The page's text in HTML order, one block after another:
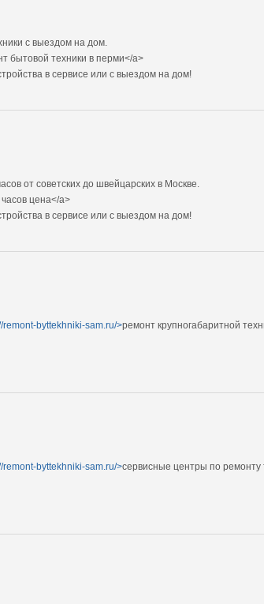
с выездом на дом.
бытовой техники в перми</a>
в сервисе или с выездом на дом!
от советских до швейцарских в Москве.
цена</a>
в сервисе или с выездом на дом!
remont-byttekhniki-sam.ru/>ремонт крупногабаритной
remont-byttekhniki-sam.ru/>сервисные центры по ремонту